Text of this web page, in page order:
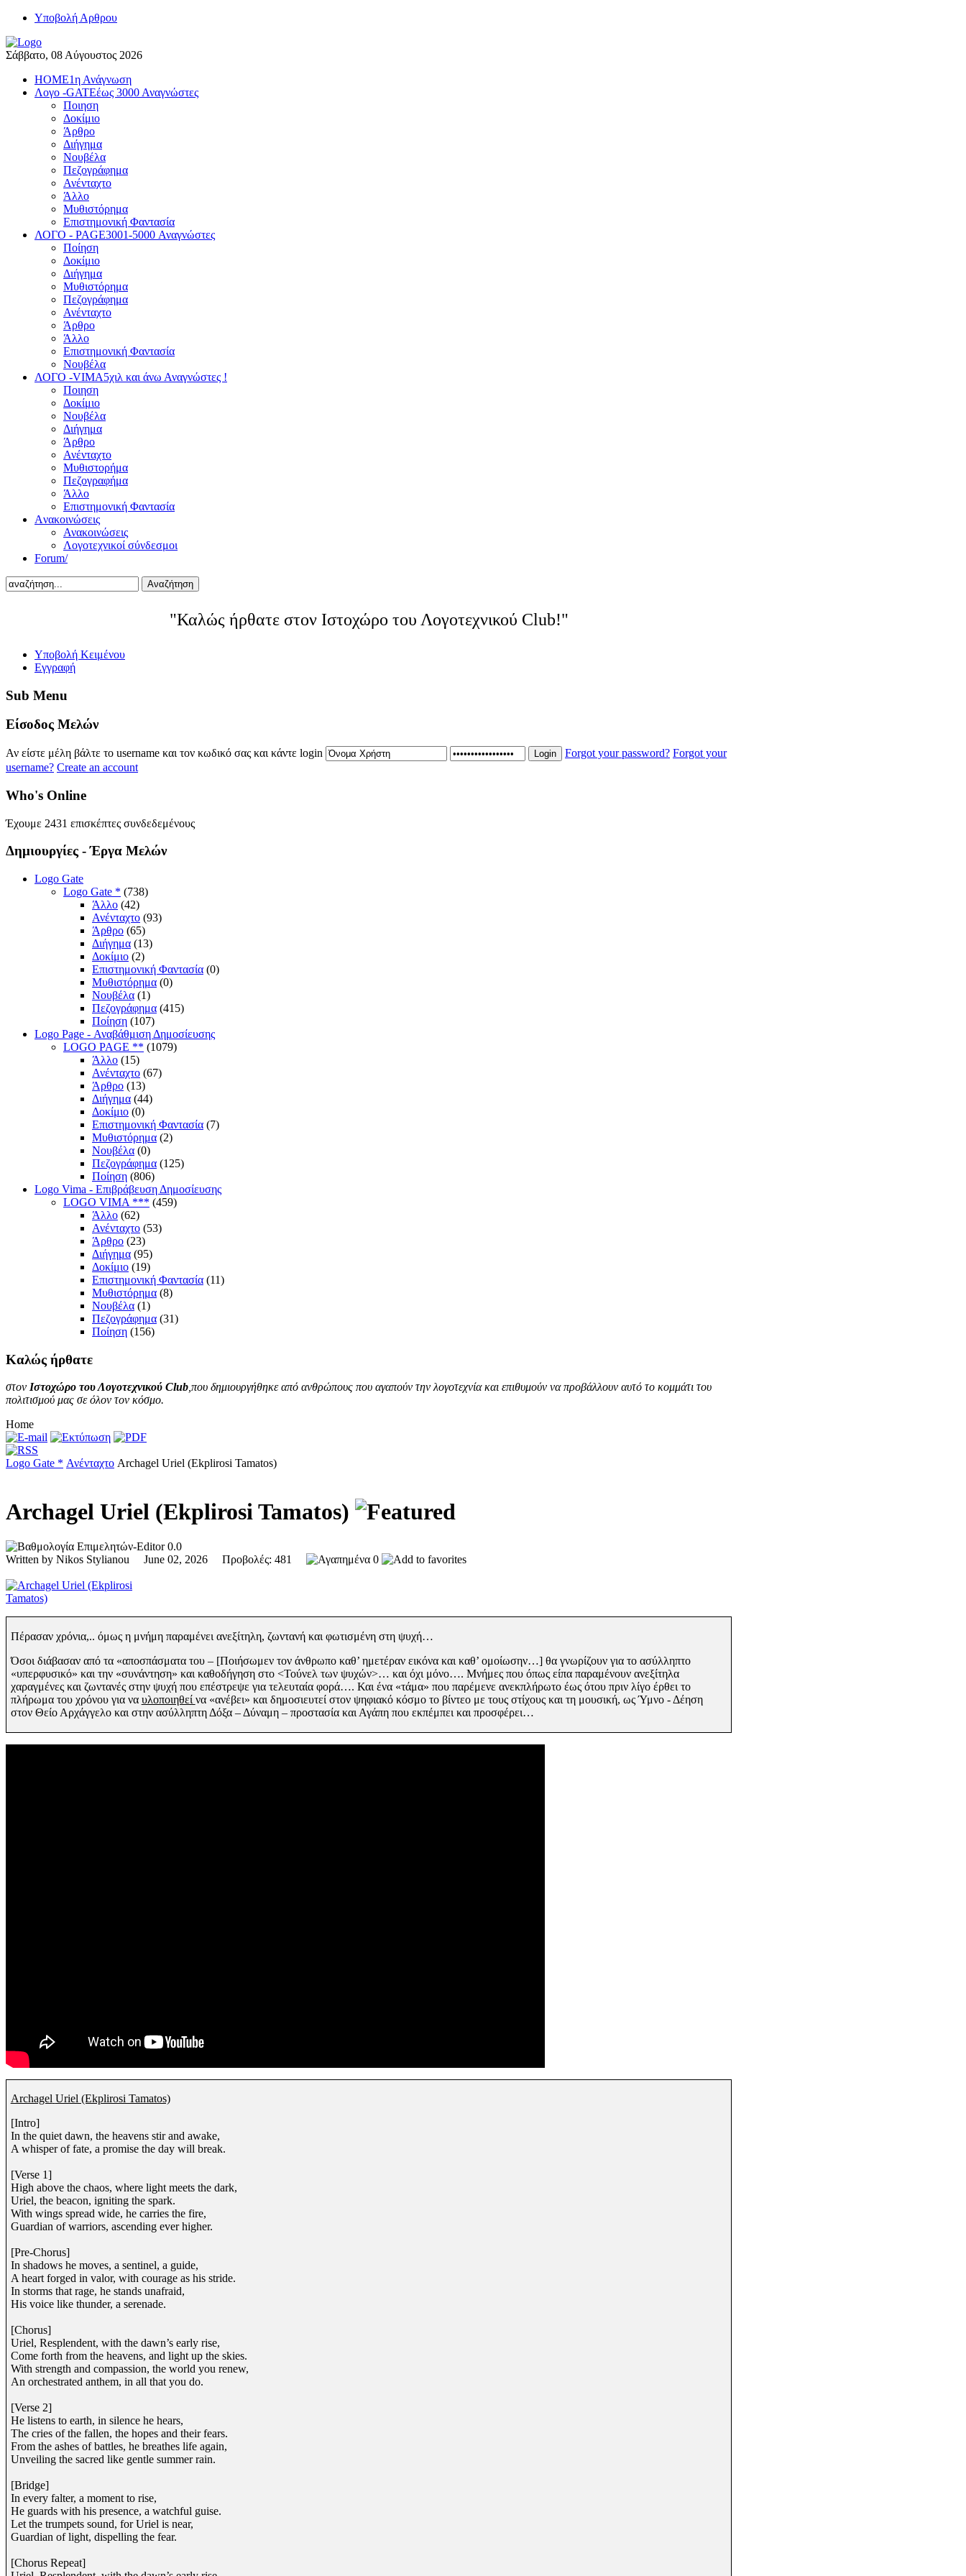
Yποβολή Αρθρου
Σάββατο, 08 Αύγουστος 2026
HOME1η Ανάγνωση
Λογο -GATEέως 3000 Αναγνώστες
Ποιηση
Δοκίμιο
Άρθρο
Διήγημα
Νουβέλα
Πεζογράφημα
Ανένταχτο
Άλλο
Μυθιστόρημα
Επιστημονική Φαντασία
ΛΟΓΟ - PAGE3001-5000 Αναγνώστες
Ποίηση
Δοκίμιο
Διήγημα
Μυθιστόρημα
Πεζογράφημα
Ανένταχτο
Άρθρο
Άλλο
Επιστημονική Φαντασία
Νουβέλα
ΛΟΓΟ -VIMA5χιλ και άνω Αναγνώστες !
Ποιηση
Δοκίμιο
Νουβέλα
Διήγημα
Άρθρο
Ανένταχτο
Μυθιστορήμα
Πεζογραφήμα
Άλλο
Επιστημονική Φαντασία
Aνακοινώσεις
Ανακοινώσεις
Λογοτεχνικοί σύνδεσμοι
Forum/
Αναζήτηση
"Καλώς ήρθατε στον Ιστοχώρο του Λογοτεχνικού Club!"
Yποβολή Κειμένου
Εγγραφή
Sub Menu
Eίσοδος Μελών
Αν είστε μέλη βάλτε το username και τον κωδικό σας και κάντε login Login Forgot your password? Forgot your
username? Create an account
Who's Online
Έχουμε 2431 επισκέπτες συνδεδεμένους
Δημιουργίες - Έργα Μελών
Logo Gate
Logo Gate * (738)
Άλλο (42)
Ανένταχτο (93)
Άρθρο (65)
Διήγημα (13)
Δοκίμιο (2)
Επιστημονική Φαντασία (0)
Μυθιστόρημα (0)
Νουβέλα (1)
Πεζογράφημα (415)
Ποίηση (107)
Logo Page - Αναβάθμιση Δημοσίευσης
LOGO PAGE ** (1079)
Άλλο (15)
Ανένταχτο (67)
Άρθρο (13)
Διήγημα (44)
Δοκίμιο (0)
Επιστημονική Φαντασία (7)
Μυθιστόρημα (2)
Νουβέλα (0)
Πεζογράφημα (125)
Ποίηση (806)
Logo Vima - Επιβράβευση Δημοσίευσης
LOGO VIMA *** (459)
Άλλο (62)
Ανένταχτο (53)
Άρθρο (23)
Διήγημα (95)
Δοκίμιο (19)
Επιστημονική Φαντασία (11)
Μυθιστόρημα (8)
Νουβέλα (1)
Πεζογράφημα (31)
Ποίηση (156)
Καλώς ήρθατε
στον Ιστοχώρο του Λογοτεχνικού Club,που δημιουργήθηκε από ανθρώπους που αγαπούν την λογοτεχνία και επιθυμούν να προβάλλουν αυτό το κομμάτι του
πολιτισμού μας σε όλον τον κόσμο.
Home
Logo Gate * Ανένταχτο Archagel Uriel (Ekplirosi Tamatos)
Archagel Uriel (Ekplirosi Tamatos)
0.0
Written by Nikos Stylianou June 02, 2026 Προβολές: 481
0
Πέρασαν χρόνια,.. όμως η μνήμη παραμένει ανεξίτηλη, ζωντανή και φωτισμένη στη ψυχή…
Όσοι διάβασαν από τα «αποσπάσματα του – [Ποιήσωμεν τον άνθρωπο καθ’ ημετέραν εικόνα και καθ’ ομοίωσην…] θα γνωρίζουν για το ασύλληπτο
«υπερφυσικό» και την «συνάντηση» και καθοδήγηση στο <Τούνελ των ψυχών>… και όχι μόνο…. Μνήμες που όπως είπα παραμένουν ανεξίτηλα
χαραγμένες και ζωντανές στην ψυχή που επέστρεψε για τελευταία φορά…. Και ένα «τάμα» που παρέμενε ανεκπλήρωτο έως ότου πριν λίγο έρθει το
πλήρωμα του χρόνου για να υλοποιηθεί να «ανέβει» και δημοσιευτεί στον ψηφιακό κόσμο το βίντεο με τους στίχους και τη μουσική, ως Ύμνο - Δέηση
στον Θείο Αρχάγγελο και στην ασύλληπτη Δόξα – Δύναμη – προστασία και Αγάπη που εκπέμπει και προσφέρει…
Archagel Uriel (Ekplirosi Tamatos)
[Intro]
In the quiet dawn, the heavens stir and awake,
A whisper of fate, a promise the day will break.
[Verse 1]
High above the chaos, where light meets the dark,
Uriel, the beacon, igniting the spark.
With wings spread wide, he carries the fire,
Guardian of warriors, ascending ever higher.
[Pre-Chorus]
In shadows he moves, a sentinel, a guide,
A heart forged in valor, with courage as his stride.
In storms that rage, he stands unafraid,
His voice like thunder, a serenade.
[Chorus]
Uriel, Resplendent, with the dawn’s early rise,
Come forth from the heavens, and light up the skies.
With strength and compassion, the world you renew,
An orchestrated anthem, in all that you do.
[Verse 2]
He listens to earth, in silence he hears,
The cries of the fallen, the hopes and their fears.
From the ashes of battles, he breathes life again,
Unveiling the sacred like gentle summer rain.
[Bridge]
In every falter, a moment to rise,
He guards with his presence, a watchful guise.
Let the trumpets sound, for Uriel is near,
Guardian of light, dispelling the fear.
[Chorus Repeat]